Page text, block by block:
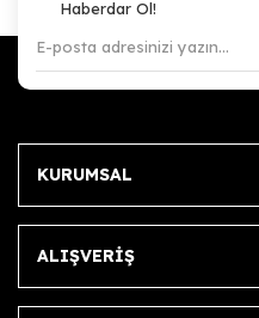
Haberdar Ol!
KURUMSAL
ALIŞVERİŞ